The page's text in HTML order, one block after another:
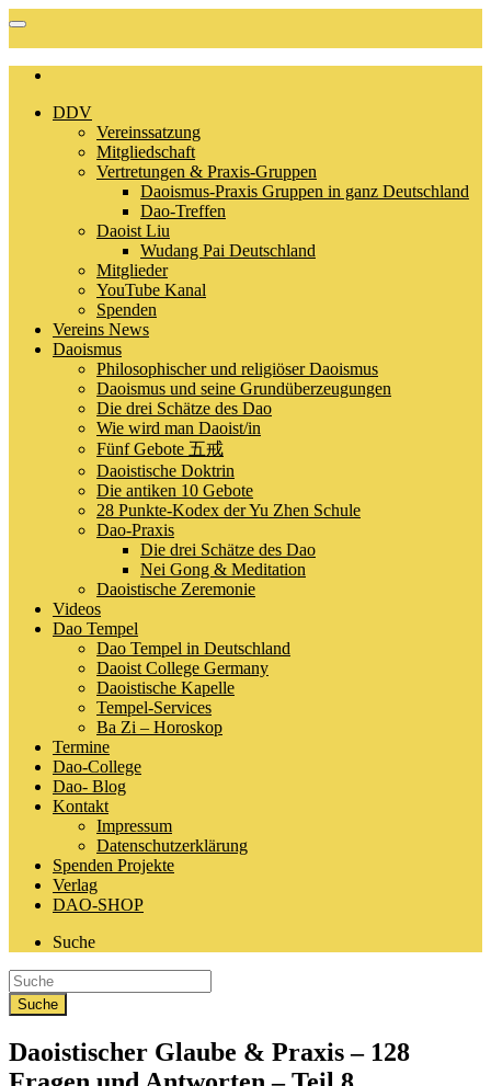
DDV
Vereinssatzung
Mitgliedschaft
Vertretungen & Praxis-Gruppen
Daoismus-Praxis Gruppen in ganz Deutschland
Dao-Treffen
Daoist Liu
Wudang Pai Deutschland
Mitglieder
YouTube Kanal
Spenden
Vereins News
Daoismus
Philosophischer und religiöser Daoismus
Daoismus und seine Grundüberzeugungen
Die drei Schätze des Dao
Wie wird man Daoist/in
Fünf Gebote 五戒
Daoistische Doktrin
Die antiken 10 Gebote
28 Punkte-Kodex der Yu Zhen Schule
Dao-Praxis
Die drei Schätze des Dao
Nei Gong & Meditation
Daoistische Zeremonie
Videos
Dao Tempel
Dao Tempel in Deutschland
Daoist College Germany
Daoistische Kapelle
Tempel-Services
Ba Zi – Horoskop
Termine
Dao-College
Dao- Blog
Kontakt
Impressum
Datenschutzerklärung
Spenden Projekte
Verlag
DAO-SHOP
Suche
Daoistischer Glaube & Praxis – 128